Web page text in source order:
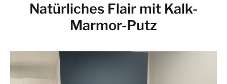
Natürliches Flair mit Kalk-
Marmor-Putz